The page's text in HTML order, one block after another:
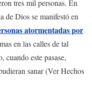
tres mil personas. En
de Dios se manifestó en
atormentadas por
en las calles de tal
cuando este pasase,
sanar (Ver Hechos